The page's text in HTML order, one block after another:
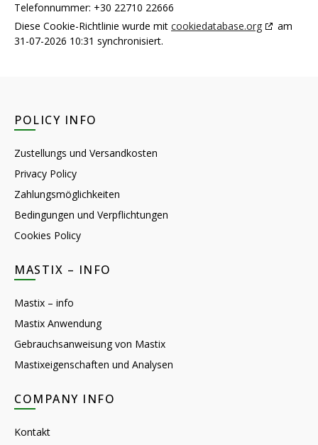
Telefonnummer: +30 22710 22666
Diese Cookie-Richtlinie wurde mit cookiedatabase.org
am
31-07-2026 10:31 synchronisiert.
POLICY INFO
Zustellungs und Versandkosten
Privacy Policy
Zahlungsmöglichkeiten
Bedingungen und Verpflichtungen
Cookies Policy
MASTIX – INFO
Mastix – info
Mastix Anwendung
Gebrauchsanweisung von Mastix
Mastixeigenschaften und Analysen
COMPANY INFO
Kontakt